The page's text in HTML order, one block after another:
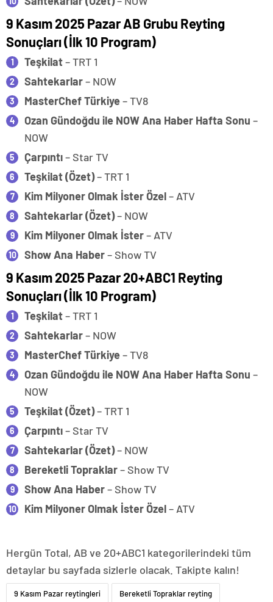
9 Kasım 2025 Pazar AB Grubu Reyting
Sonuçları (İlk 10 Program)
Teşkilat– TRT 1
Sahtekarlar– NOW
MasterChef Türkiye– TV8
Ozan Gündoğdu ile NOW Ana Haber Hafta Sonu –
NOW
Çarpıntı– Star TV
Teşkilat (Özet)– TRT 1
Kim Milyoner Olmak İster Özel– ATV
Sahtekarlar (Özet)– NOW
Kim Milyoner Olmak İster– ATV
Show Ana Haber– Show TV
9 Kasım 2025 Pazar 20+ABC1 Reyting
Sonuçları (İlk 10 Program)
Teşkilat– TRT 1
Sahtekarlar– NOW
MasterChef Türkiye– TV8
Ozan Gündoğdu ile NOW Ana Haber Hafta Sonu –
NOW
Teşkilat (Özet)– TRT 1
Çarpıntı– Star TV
Sahtekarlar (Özet)– NOW
Bereketli Topraklar– Show TV
Show Ana Haber– Show TV
Kim Milyoner Olmak İster Özel– ATV
Hergün Total, AB ve 20+ABC1 kategorilerindeki tüm
detaylar bu sayfada sizlerle olacak. Takipte kalın!
9 Kasım Pazar reytingleri Bereketli Topraklar reyting